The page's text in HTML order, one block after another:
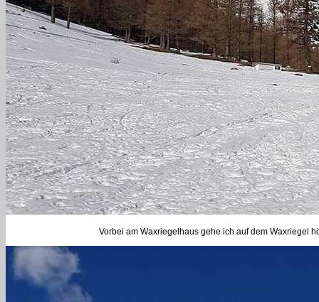
Vorbei am Waxriegelhaus gehe ich auf dem Waxriegel